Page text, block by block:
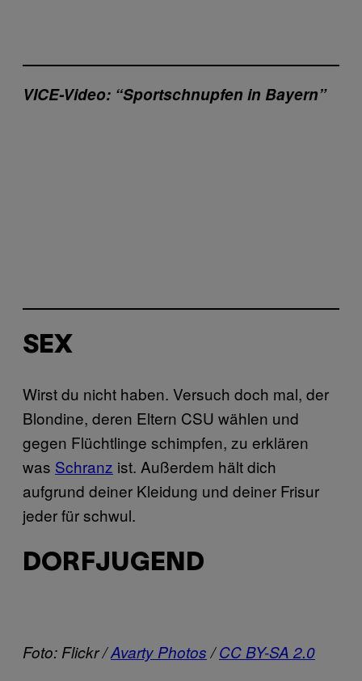
VICE-Video: “Sportschnupfen in Bayern”
SEX
Wirst du nicht haben. Versuch doch mal, der
Blondine, deren Eltern CSU wählen und
gegen Flüchtlinge schimpfen, zu erklären
was Schranz ist. Außerdem hält dich
aufgrund deiner Kleidung und deiner Frisur
jeder für schwul.
DORFJUGEND
Foto: Flickr /Avarty Photos/CC BY-SA 2.0